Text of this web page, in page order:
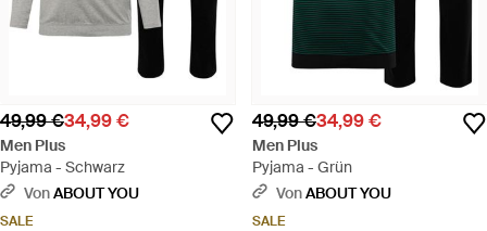
49,99 €34,99 €
Men Plus
Pyjama - Schwarz
VonABOUT YOU
SALE
49,99 €34,99 €
Men Plus
Pyjama - Grün
VonABOUT YOU
SALE